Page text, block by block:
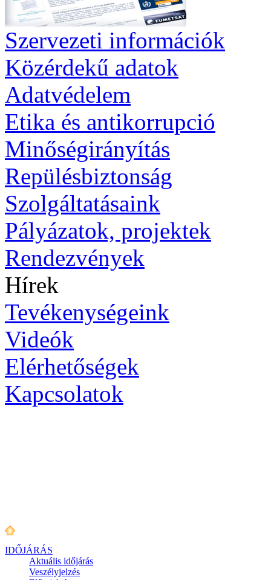
Szervezeti információk
Közérdekű adatok
Adatvédelem
Etika és antikorrupció
Minőségirányítás
Repülésbiztonság
Szolgáltatásaink
Pályázatok, projektek
Rendezvények
Hírek
Tevékenységeink
Videók
Elérhetőségek
Kapcsolatok
IDŐJÁRÁS
Aktuális időjárás
Veszélyjelzés